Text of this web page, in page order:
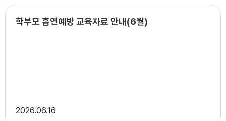
학부모 흡연예방 교육자료 안내(6월)
2026 06.16